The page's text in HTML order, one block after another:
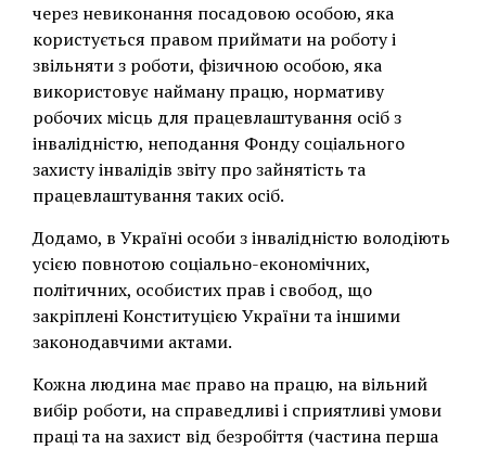
через невиконання посадовою особою, яка
користується правом приймати на роботу і
звільняти з роботи, фізичною особою, яка
використовує найману працю, нормативу
робочих місць для працевлаштування осіб з
інвалідністю, неподання Фонду соціального
захисту інвалідів звіту про зайнятість та
працевлаштування таких осіб.
Додамо, в Україні особи з інвалідністю володіють
усією повнотою соціально-економічних,
політичних, особистих прав і свобод, що
закріплені Конституцією України та іншими
законодавчими актами.
Кожна людина має право на працю, на вільний
вибір роботи, на справедливі і сприятливі умови
праці та на захист від безробіття (частина перша